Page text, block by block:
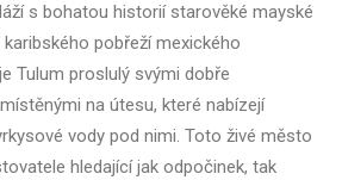
s bohatou historií starověké mayské
pobřeží mexického
Tulum proslulý svými dobře
na útesu, které nabízejí
vody pod nimi. Toto živé město
hledající jak odpočinek, tak